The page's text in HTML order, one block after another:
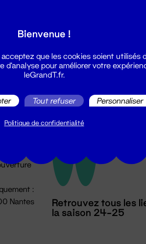
du Grand T :
:
Nantes
Retrouvez tous les
la saison 24-25
Bienvenue !
que les cookies soient utilisés
d'analyse pour améliorer votre
leGrandT.fr.
Tout refuser Personnaliser
Politique de confidentialité